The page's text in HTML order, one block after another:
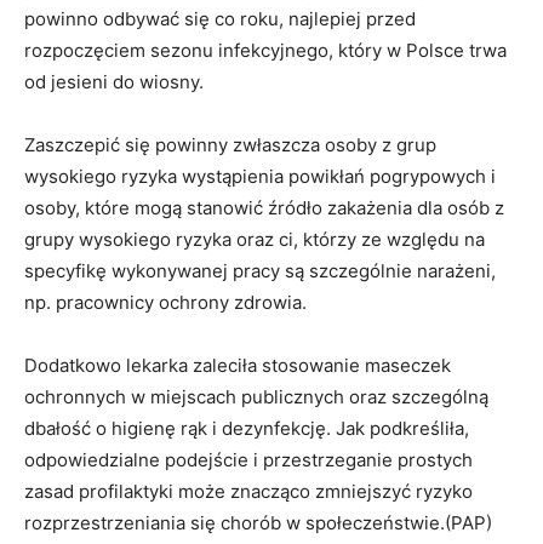
powinno odbywać się co roku, najlepiej przed
rozpoczęciem sezonu infekcyjnego, który w Polsce trwa
od jesieni do wiosny.
Zaszczepić się powinny zwłaszcza osoby z grup
wysokiego ryzyka wystąpienia powikłań pogrypowych i
osoby, które mogą stanowić źródło zakażenia dla osób z
grupy wysokiego ryzyka oraz ci, którzy ze względu na
specyfikę wykonywanej pracy są szczególnie narażeni,
np. pracownicy ochrony zdrowia.
Dodatkowo lekarka zaleciła stosowanie maseczek
ochronnych w miejscach publicznych oraz szczególną
dbałość o higienę rąk i dezynfekcję. Jak podkreśliła,
odpowiedzialne podejście i przestrzeganie prostych
zasad profilaktyki może znacząco zmniejszyć ryzyko
rozprzestrzeniania się chorób w społeczeństwie.(PAP)